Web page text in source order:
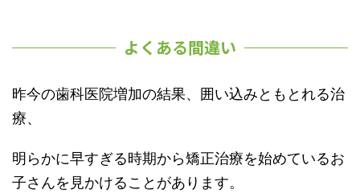
よくある間違い
昨今の歯科医院増加の結果、囲い込みともとれる治
療、
明らかに早すぎる時期から矯正治療を始めているお
子さんを見かけることがあります。